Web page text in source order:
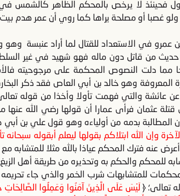
فحينئذ لا يرخص بالمحكم الظاهر كالشمس
ولو غصبا أو مصلحة يراها كما روي أن عمر هدم
عمرو في الاستعداد للقتال لما أراد عنبسة
حديث من قاتل دون ماله فهو شهيد في غير
دلت النصوص المحكمة على مرجوحيته
المعروفة وهو خالد بن أبي العاص فقد ذكر
عن عائشة والتي فهمت تأولا وأخذا من قوله
قتلة عثمان فرأى عمارا أن قولها رضي الله
المطالبة بدمه من أولياءه وهو قول علي بن
وإن الله ابتلاكم بقولها ليعلم أبقوله سبحانه
عنه فترك المحكم عياذا بالله مثلا للمتشابه
للمحكم والحكم به وتحذيره من طريقة أهل الزيغ
للمتشابهات شرب الخمر والذي جاء
تعالى؛ ﴿ لَيْسَ عَلَى الَّذِينَ آمَنُوا وَعَمِلُوا الصَّالِحَاتِ